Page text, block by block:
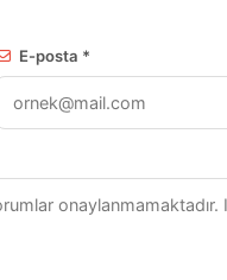
E-posta *